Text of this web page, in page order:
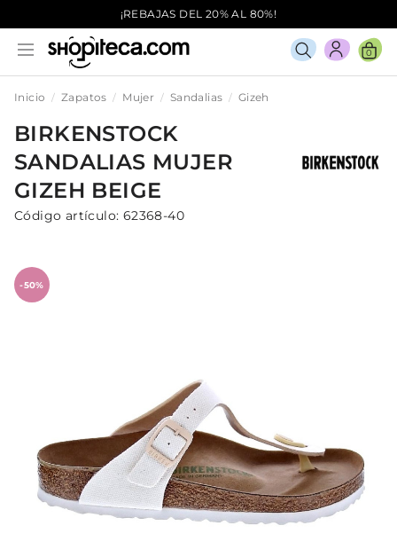
¡REBAJAS DEL 20% AL 80%!
0
Inicio Zapatos Mujer Sandalias Gizeh
BIRKENSTOCK
SANDALIAS MUJER
GIZEH BEIGE
Código artículo: 62368-40
-50%